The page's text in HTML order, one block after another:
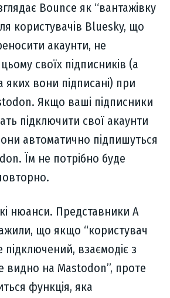
Bounce як “вантажівку
користувачів Bluesky, що
акаунти, не
своїх підписників (а
вони підписані) при
Якщо ваші підписники
підключити свої акаунти
автоматично підпишуться
Їм не потрібно буде
нюанси. Представники A
що якщо “користувач
взаємодіє з
видно на Mastodon”, проте
функція, яка